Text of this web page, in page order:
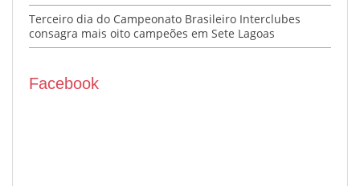
Terceiro dia do Campeonato Brasileiro Interclubes
consagra mais oito campeões em Sete Lagoas
Facebook